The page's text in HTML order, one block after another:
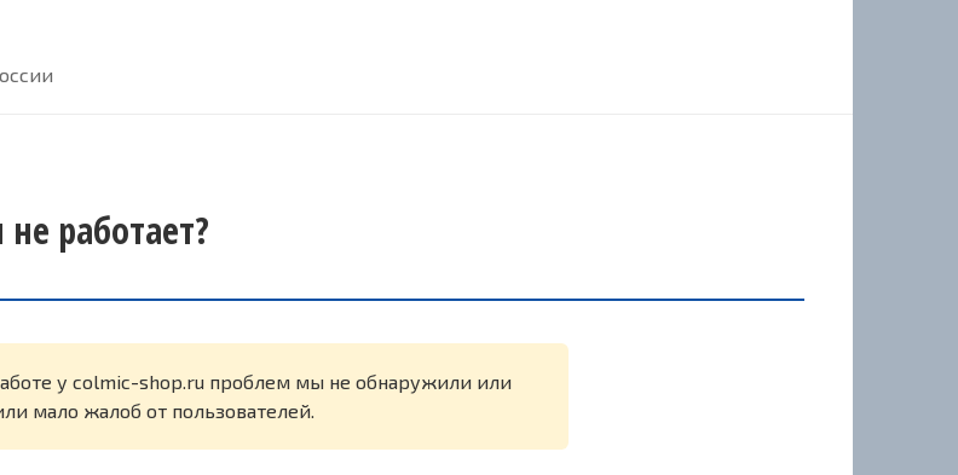
работает?
у colmic-shop.ru проблем мы не обнаружили или
мало жалоб от пользователей.